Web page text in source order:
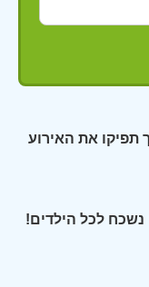
תפיקו את האירוע
נשכח לכל הילדים!